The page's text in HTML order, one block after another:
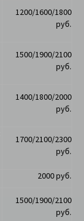
1200/1600/1800
руб.
1500/1900/2100
руб.
1400/1800/2000
руб.
1700/2100/2300
руб.
2000 руб.
1500/1900/2100
руб.